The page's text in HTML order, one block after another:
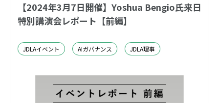
【2024年3月7日開催】Yoshua Bengio氏来日
特別講演会レポート【前編】
JDLAイベント AIガバナンス JDLA理事